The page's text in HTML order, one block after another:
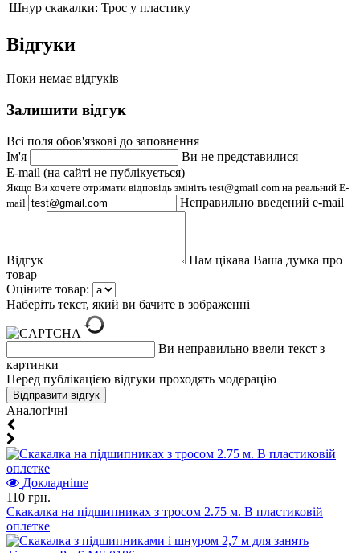
Шнур скакалки: Трос у пластику
Відгуки
Поки немає відгуків
Залишити відгук
Всі поля обов'язкові до заповнення
Ім'я
Ви не представилися
E-mail (на сайті не публікується)
Якщо Ви хочете отримати відповідь змініть test@gmail.com на реальний E-
mail
Неправильно введений e-mail
Відгук
Нам цікава Ваша думка про
товар
Оціните товар:
Наберіть текст, який ви бачите в зображенні
Ви неправильно ввели текст з
картинки
Перед публікацією відгуки проходять модерацію
Aналогічні
Докладніше
110 грн.
Скакалка на підшипниках з тросом 2.75 м. В пластиковій
оплетке